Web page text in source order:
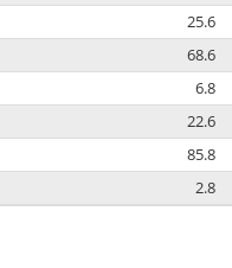
25.6
68.6
6.8
22.6
85.8
2.8